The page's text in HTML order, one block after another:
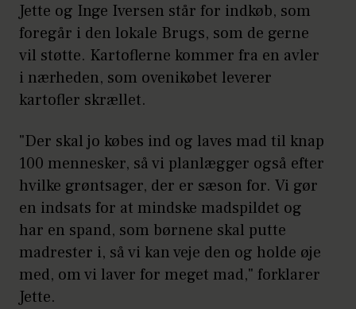
Jette og Inge Iversen står for indkøb, som
foregår i den lokale Brugs, som de gerne
vil støtte. Kartoflerne kommer fra en avler
i nærheden, som ovenikøbet leverer
kartofler skrællet.
"Der skal jo købes ind og laves mad til knap
100 mennesker, så vi planlægger også efter
hvilke grøntsager, der er sæson for. Vi gør
en indsats for at mindske madspildet og
har en spand, som børnene skal putte
madrester i, så vi kan veje den og holde øje
med, om vi laver for meget mad," forklarer
Jette.